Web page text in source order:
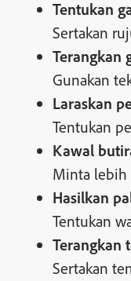
Tentukan
Sertakan
Terangkan
Gunakan
Laraskan
Tentukan
Kawal
Minta lebih
Hasilkan
Tentukan
Terangkan
Sertakan